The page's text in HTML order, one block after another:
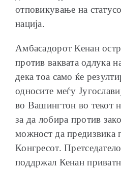
отповикување на
нација.
Амбасадорот Кенан
против ваквата одлука
дека тоа само ќе
односите меѓу
во Вашингтон во текот
за да лобира против
можност да предизвика
Конгресот.
поддржал Кенан